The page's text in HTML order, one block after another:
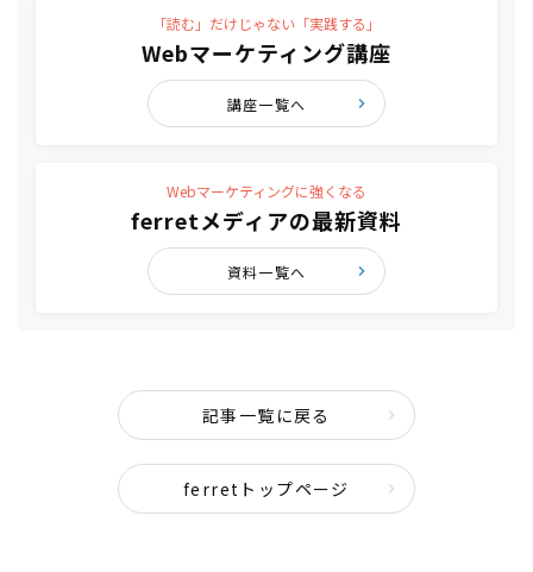
「読む」だけじゃない「実践する」
Webマーケティング講座
講座一覧へ
Webマーケティングに強くなる
ferretメディアの最新資料
資料一覧へ
記事一覧に戻る
ferretトップページ